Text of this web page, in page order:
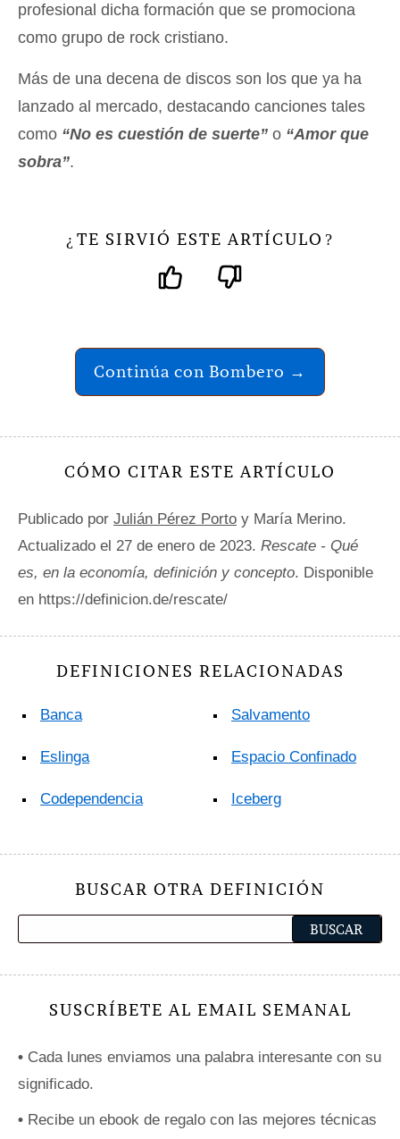
profesional dicha formación que se promociona
como grupo de rock cristiano.
Más de una decena de discos son los que ya ha
lanzado al mercado, destacando canciones tales
como “No es cuestión de suerte” o “Amor que
sobra”.
¿ TE SIRVIÓ ESTE ARTÍCULO ?
Continúa con Bombero →
CÓMO CITAR ESTE ARTÍCULO
Publicado por Julián Pérez Porto y María Merino.
Actualizado el 27 de enero de 2023. Rescate - Qué
es, en la economía, definición y concepto. Disponible
en https://definicion.de/rescate/
DEFINICIONES RELACIONADAS
Banca
Eslinga
Codependencia
Salvamento
Espacio Confinado
Iceberg
BUSCAR OTRA DEFINICIÓN
SUSCRÍBETE AL EMAIL SEMANAL
• Cada lunes enviamos una palabra interesante con su
significado.
• Recibe un ebook de regalo con las mejores técnicas